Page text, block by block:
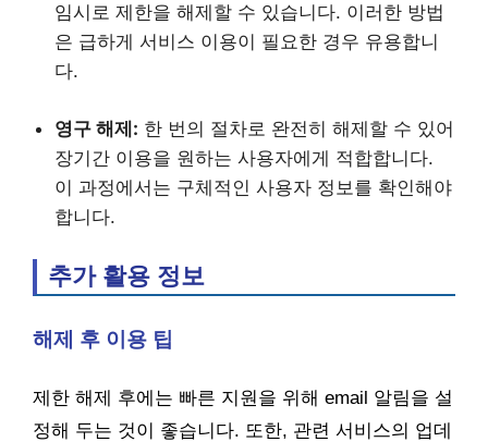
임시로 제한을 해제할 수 있습니다. 이러한 방법
은 급하게 서비스 이용이 필요한 경우 유용합니
다.
영구 해제: 한 번의 절차로 완전히 해제할 수 있어
장기간 이용을 원하는 사용자에게 적합합니다.
이 과정에서는 구체적인 사용자 정보를 확인해야
합니다.
추가 활용 정보
해제 후 이용 팁
제한 해제 후에는 빠른 지원을 위해 email 알림을 설
정해 두는 것이 좋습니다. 또한, 관련 서비스의 업데